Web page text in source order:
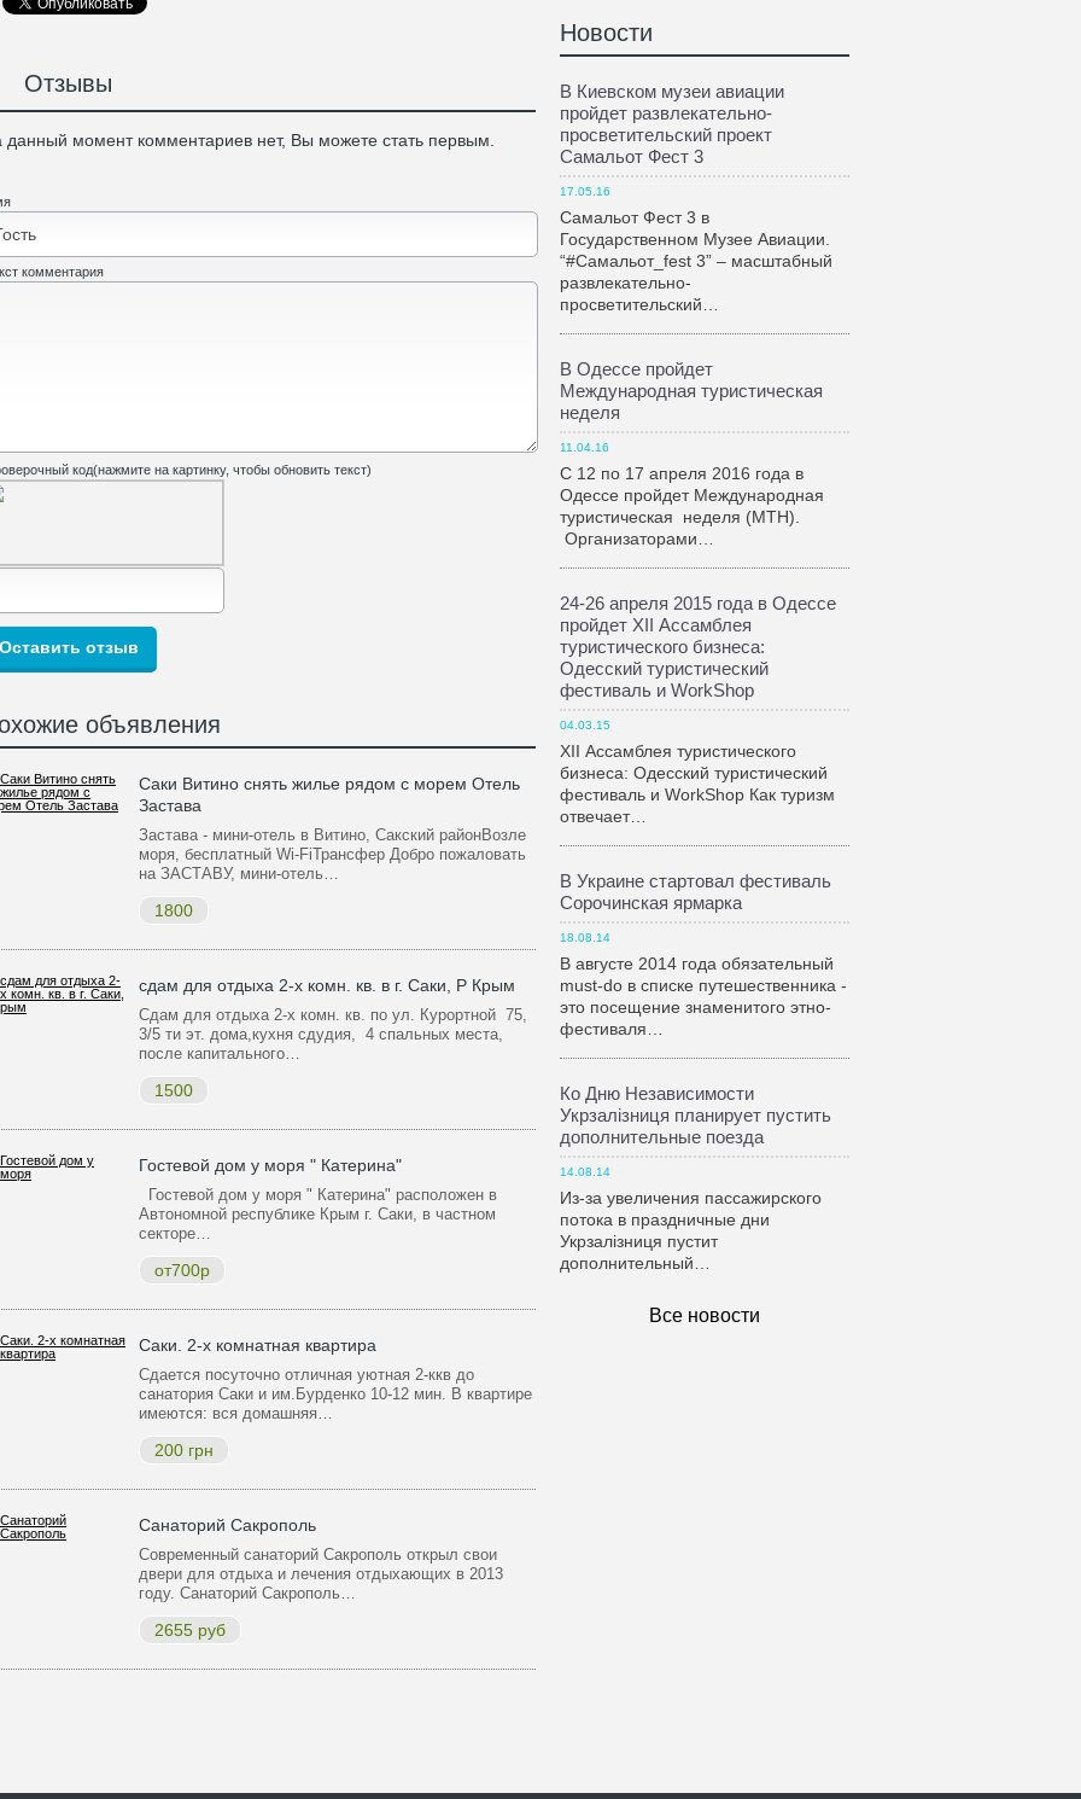
Отзывы
данный момент комментариев нет, Вы можете стать первым.
комментария
код(нажмите на картинку, чтобы обновить текст)
объявления
Саки Витино снять жилье рядом с морем Отель
Застава
Застава - мини-отель в Витино, Сакский районВозле
моря, бесплатный Wi-FiТрансфер Добро пожаловать
на ЗАСТАВУ, мини-отель…
1800
сдам для отдыха 2-х комн. кв. в г. Саки, Р Крым
Сдам для отдыха 2-х комн. кв. по ул. Курортной 75,
3/5 ти эт. дома,кухня сдудия, 4 спальных места,
после капитального…
1500
Гостевой дом у моря " Катерина"
Гостевой дом у моря " Катерина" расположен в
Автономной республике Крым г. Саки, в частном
секторе…
от700р
Саки. 2-х комнатная квартира
Сдается посуточно отличная уютная 2-ккв до
санатория Саки и им.Бурденко 10-12 мин. В квартире
имеются: вся домашняя…
200 грн
Санаторий Сакрополь
Современный санаторий Сакрополь открыл свои
двери для отдыха и лечения отдыхающих в 2013
году. Санаторий Сакрополь…
2655 руб
Новости
В Киевском музеи авиации
пройдет развлекательно-
просветительский проект
Самальот Фест 3
17.05.16
Самальот Фест 3 в
Государственном Музее Авиации.
“#Самальот_fest 3” – масштабный
развлекательно-
просветительский…
В Одессе пройдет
Международная туристическая
неделя
11.04.16
С 12 по 17 апреля 2016 года в
Одессе пройдет Международная
туристическая неделя (МТН).
Организаторами…
24-26 апреля 2015 года в Одессе
пройдет XII Ассамблея
туристического бизнеса:
Одесский туристический
фестиваль и WorkShop
04.03.15
XII Ассамблея туристического
бизнеса: Одесский туристический
фестиваль и WorkShop Как туризм
отвечает…
В Украине стартовал фестиваль
Сорочинская ярмарка
18.08.14
В августе 2014 года обязательный
must-do в списке путешественника -
это посещение знаменитого этно-
фестиваля…
Ко Дню Независимости
Укрзалiзниця планирует пустить
дополнительные поезда
14.08.14
Из-за увеличения пассажирского
потока в праздничные дни
Укрзалiзниця пустит
дополнительный…
Все новости